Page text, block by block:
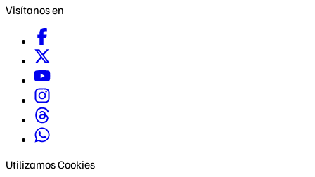
Visítanos en
Utilizamos Cookies